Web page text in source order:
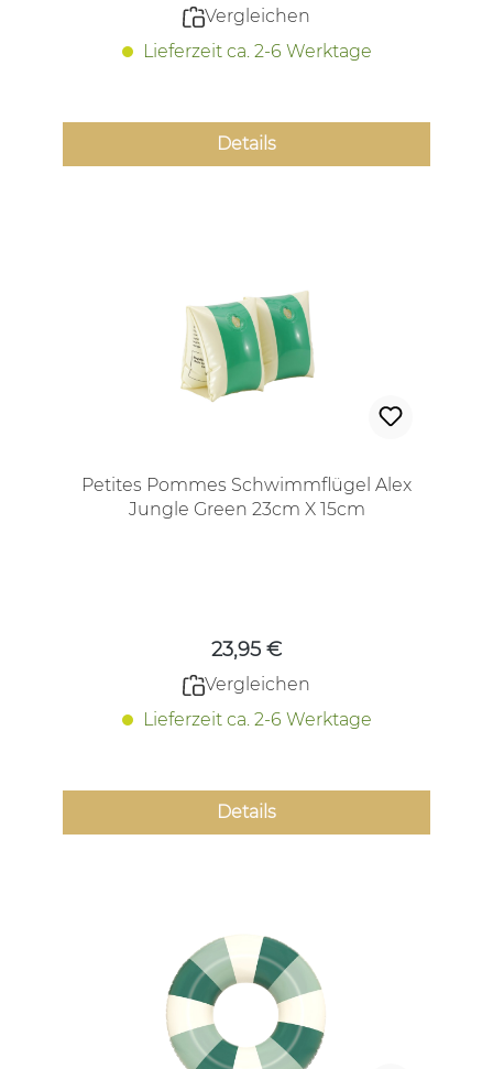
Vergleichen
Lieferzeit ca. 2-6 Werktage
Details
Petites Pommes Schwimmflügel Alex
Jungle Green 23cm X 15cm
23,95 €
Vergleichen
Lieferzeit ca. 2-6 Werktage
Details